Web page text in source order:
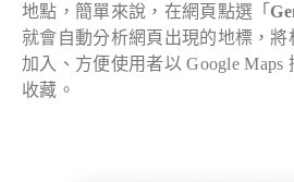
地點，簡單來說，在網頁點選「
就會自動分析網頁出現的地標，將
加入、方便使用者以 Google Maps
收藏。